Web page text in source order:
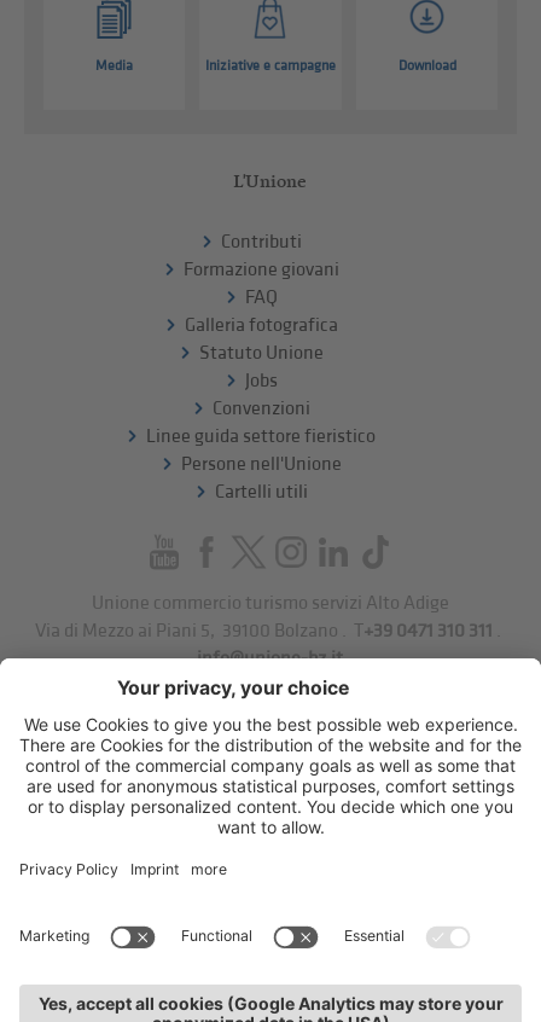
Media Iniziative e campagne Download
L'Unione
Contributi
Formazione giovani
FAQ
Galleria fotografica
Statuto Unione
Jobs
Convenzioni
Linee guida settore fieristico
Persone nell'Unione
Cartelli utili
Unione commercio turismo servizi Alto Adige
Via di Mezzo ai Piani 5
39100 Bolzano . T+39 0471 310 311 .
info@unione-bz.it
Impressum
Privacy
Impostazioni cookie
Sitemap